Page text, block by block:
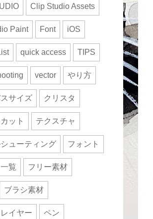
Clip Studio Assets
Paint Font iOS
quick access TIPS
vector やり方
サイズ クリスタ
ット テクスチャ
シューティング フォント
覧 フリー素材
ブラシ素材
イヤー ペン